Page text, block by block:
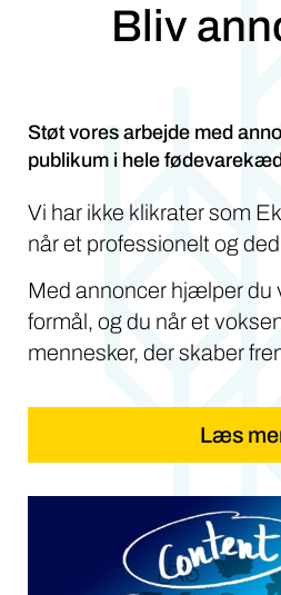
Bliv
Støt vores arbejde med
publikum i hele
Vi har ikke klikrater som
når et professionelt og
Med annoncer hjælper du
formål, og du når et
mennesker, der skaber
Læs